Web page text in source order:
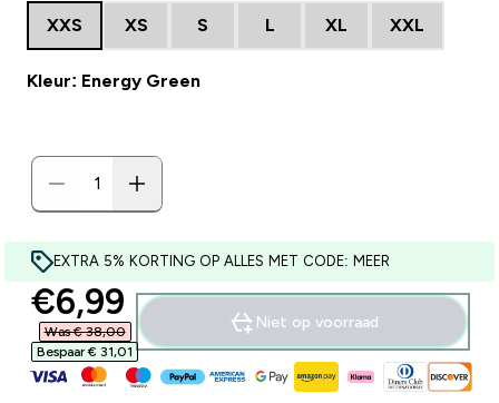
XXS XS S L XL XXL
Kleur: Energy Green
EXTRA 5% KORTING OP ALLES MET CODE: MEER
discounted price
€6,99‎
Was € 38,00‎
Bespaar € 31,01‎
Niet op voorraad